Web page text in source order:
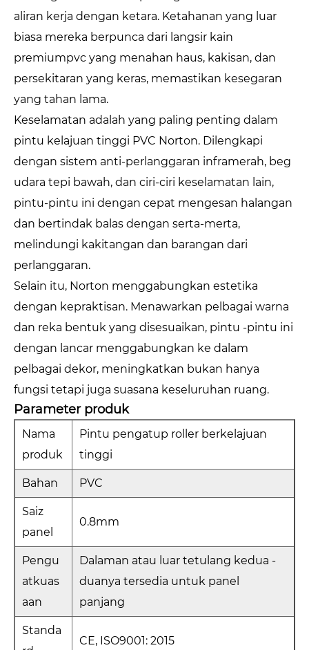
aliran kerja dengan ketara. Ketahanan yang luar
biasa mereka berpunca dari langsir kain
premiumpvc yang menahan haus, kakisan, dan
persekitaran yang keras, memastikan kesegaran
yang tahan lama.
Keselamatan adalah yang paling penting dalam
pintu kelajuan tinggi PVC Norton. Dilengkapi
dengan sistem anti-perlanggaran inframerah, beg
udara tepi bawah, dan ciri-ciri keselamatan lain,
pintu-pintu ini dengan cepat mengesan halangan
dan bertindak balas dengan serta-merta,
melindungi kakitangan dan barangan dari
perlanggaran.
Selain itu, Norton menggabungkan estetika
dengan kepraktisan. Menawarkan pelbagai warna
dan reka bentuk yang disesuaikan, pintu -pintu ini
dengan lancar menggabungkan ke dalam
pelbagai dekor, meningkatkan bukan hanya
fungsi tetapi juga suasana keseluruhan ruang.
Parameter produk
Nama
produk
Pintu pengatup roller berkelajuan
tinggi
Bahan PVC
Saiz
panel
0.8mm
Pengu
atkuas
aan
Dalaman atau luar tetulang kedua -
duanya tersedia untuk panel
panjang
Standa
CE, ISO9001: 2015